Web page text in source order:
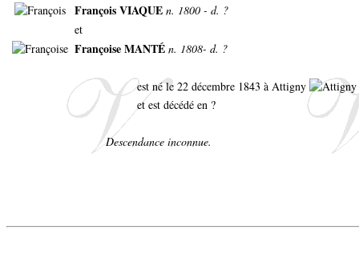
François VIAQUE n. 1800 - d. ?
et
Françoise MANTÉ n. 1808- d. ?
est né le 22 décembre 1843 à Attigny
et est décédé en ?
Descendance inconnue.